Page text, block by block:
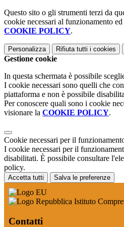
Questo sito o gli strumenti terzi da
cookie necessari al funzionamento
COOKIE POLICY.
Personalizza Rifiuta tutti i cookies
Gestione cookie
In questa schermata è possibile
I cookie necessari sono quelli che
piattaforma e non è possibile
Per conoscere quali sono i cookie
visionare la COOKIE POLICY.
Cookie necessari per il
I cookie necessari per il
disabilitati. È possibile consultare
policy.
Accetta tutti Salva le preferenze
Istituto
Contatti